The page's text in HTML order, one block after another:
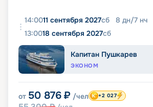
14:0011 сентября 2027сб 8 дн/7 нч
13:0018 сентября 2027сб
Капитан Пушкарев
ЭКОНОМ
от 50 876 ₽ /чел +2 027